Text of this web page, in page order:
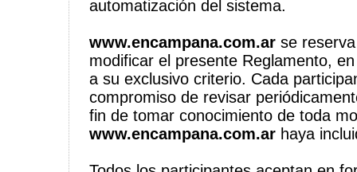
automatización del sistema.
www.encampana.com.ar se
modificar el presente Reglamento,
a su exclusivo criterio. Cada
compromiso de revisar
fin de tomar conocimiento de toda
www.encampana.com.ar haya